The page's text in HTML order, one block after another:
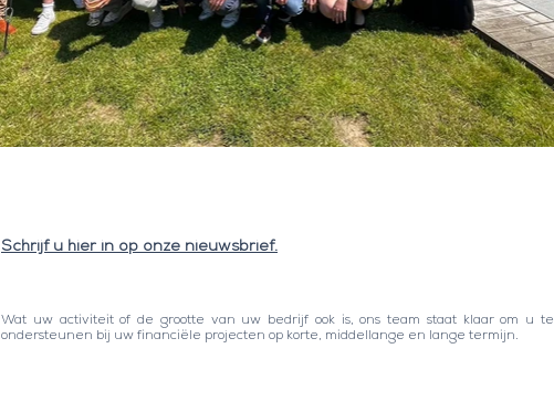
Schrijf u hier in op onze nieuwsbrief.
Wat uw activiteit of de grootte van uw bedrijf ook is, ons team staat klaar om u te
ondersteunen bij uw financiële projecten op korte, middellange en lange termijn.